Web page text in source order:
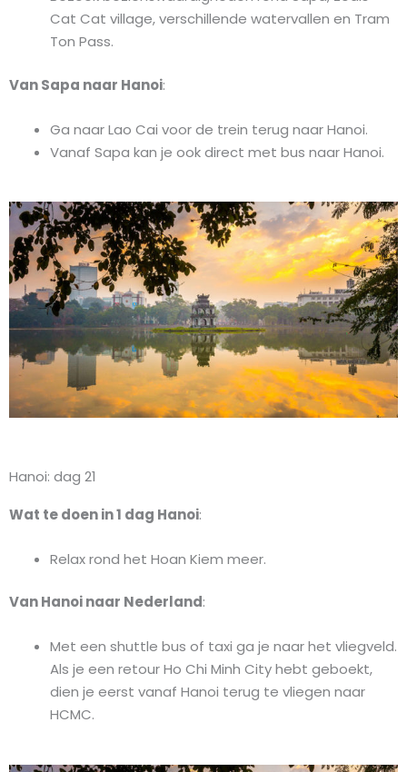
Cat Cat village, verschillende watervallen en Tram
Ton Pass.
Van Sapa naar Hanoi:
Ga naar Lao Cai voor de trein terug naar Hanoi.
Vanaf Sapa kan je ook direct met bus naar Hanoi.
Hanoi: dag 21
Wat te doen in 1 dag Hanoi:
Relax rond het Hoan Kiem meer.
Van Hanoi naar Nederland:
Met een shuttle bus of taxi ga je naar het vliegveld.
Als je een retour Ho Chi Minh City hebt geboekt,
dien je eerst vanaf Hanoi terug te vliegen naar
HCMC.